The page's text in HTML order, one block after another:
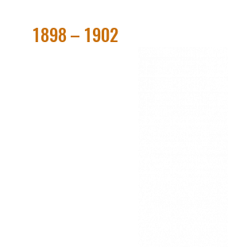
1898 – 1902